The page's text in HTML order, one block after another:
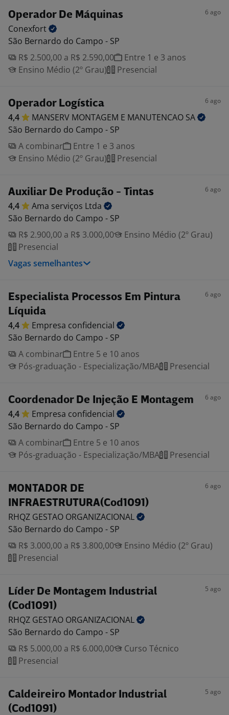
Operador De Máquinas 6 ago
Conexfort
São Bernardo do Campo - SP
R$ 2.500,00 a R$ 2.590,00
Entre 1 e 3 anos
Ensino Médio (2º Grau)
Presencial
Operador Logística 6 ago
4,4 MANSERV MONTAGEM E MANUTENCAO SA
São Bernardo do Campo - SP
A combinar
Entre 1 e 3 anos
Ensino Médio (2º Grau)
Presencial
Auxiliar De Produção - Tintas 6 ago
4,4 Ama serviços Ltda
São Bernardo do Campo - SP
R$ 2.900,00 a R$ 3.000,00
Ensino Médio (2º Grau)
Presencial
Vagas semelhantes
Especialista Processos Em Pintura
Líquida
6 ago
4,4 Empresa confidencial
São Bernardo do Campo - SP
A combinar
Entre 5 e 10 anos
Pós-graduação - Especialização/MBA
Presencial
Coordenador De Injeção E Montagem 6 ago
4,4 Empresa confidencial
São Bernardo do Campo - SP
A combinar
Entre 5 e 10 anos
Pós-graduação - Especialização/MBA
Presencial
MONTADOR DE
INFRAESTRUTURA(Cod1091)
6 ago
RHQZ GESTAO ORGANIZACIONAL
São Bernardo do Campo - SP
R$ 3.000,00 a R$ 3.800,00
Ensino Médio (2º Grau)
Presencial
Líder De Montagem Industrial
(Cod1091)
5 ago
RHQZ GESTAO ORGANIZACIONAL
São Bernardo do Campo - SP
R$ 5.000,00 a R$ 6.000,00
Curso Técnico
Presencial
Caldeireiro Montador Industrial
(Cod1091)
5 ago